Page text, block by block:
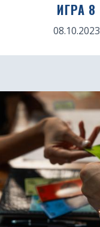
ИГРА 8
08.10.2023